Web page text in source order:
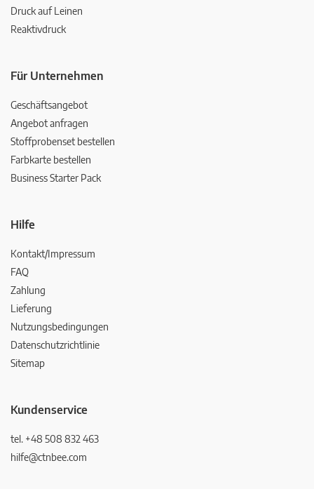
Druck auf Leinen
Reaktivdruck
Für Unternehmen
Geschäftsangebot
Angebot anfragen
Stoffprobenset bestellen
Farbkarte bestellen
Business Starter Pack
Hilfe
Kontakt/Impressum
FAQ
Zahlung
Lieferung
Nutzungsbedingungen
Datenschutzrichtlinie
Sitemap
Kundenservice
tel. +48 508 832 463
hilfe@ctnbee.com